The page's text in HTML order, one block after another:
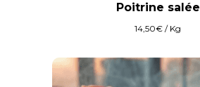
Poitrine salée
14,50€ / Kg